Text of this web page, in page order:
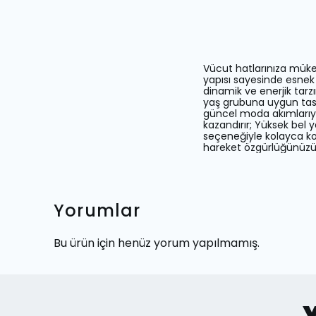
Vücut hatlarınıza
yapısı sayesinde
dinamik ve enerjik
yaş grubuna uygun
güncel moda
kazandırır; Yüksek
seçeneğiyle kolayca
hareket özgürlüğünüzü
Yorumlar
Bu ürün için henüz yorum yapılmamış.